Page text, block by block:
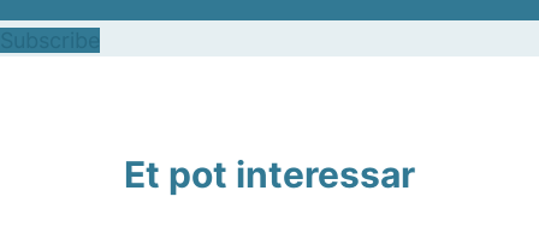
Et pot interessar